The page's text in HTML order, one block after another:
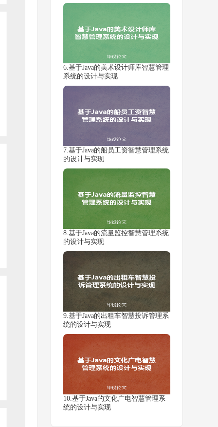
6.基于Java的美术设计师库智慧管理
系统的设计与实现
7.基于Java的船员工资智慧管理系统
的设计与实现
8.基于Java的流量监控智慧管理系统
的设计与实现
9.基于Java的出租车智慧投诉管理系
统的设计与实现
10.基于Java的文化广电智慧管理系
统的设计与实现